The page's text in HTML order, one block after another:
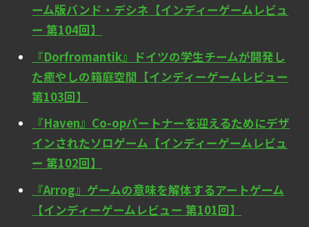
ーム版バンド・デシネ【インディーゲームレビュ
ー 第104回】
『Dorfromantik』ドイツの学生チームが開発し
た癒やしの箱庭空間【インディーゲームレビュー
第103回】
『Haven』Co-opパートナーを迎えるためにデザ
インされたソロゲーム【インディーゲームレビュ
ー 第102回】
『Arrog』ゲームの意味を解体するアートゲーム
【インディーゲームレビュー 第101回】